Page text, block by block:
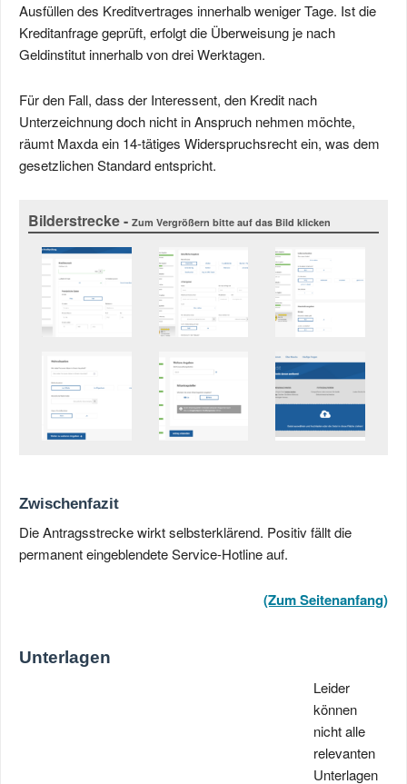
Ausfüllen des Kreditvertrages innerhalb weniger Tage. Ist die
Kreditanfrage geprüft, erfolgt die Überweisung je nach
Geldinstitut innerhalb von drei Werktagen.
Für den Fall, dass der Interessent, den Kredit nach
Unterzeichnung doch nicht in Anspruch nehmen möchte,
räumt Maxda ein 14-tätiges Widerspruchsrecht ein, was dem
gesetzlichen Standard entspricht.
Bilderstrecke - Zum Vergrößern bitte auf das Bild klicken
Zwischenfazit
Die Antragsstrecke wirkt selbsterklärend. Positiv fällt die
permanent eingeblendete Service-Hotline auf.
(Zum Seitenanfang)
Unterlagen
Leider
können
nicht alle
relevanten
Unterlagen